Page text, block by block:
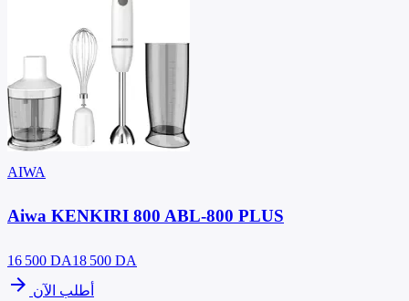
AIWA
Aiwa KENKIRI 800 ABL-800 PLUS
16 500 DA18 500 DA
arrow_forward أطلب الآن